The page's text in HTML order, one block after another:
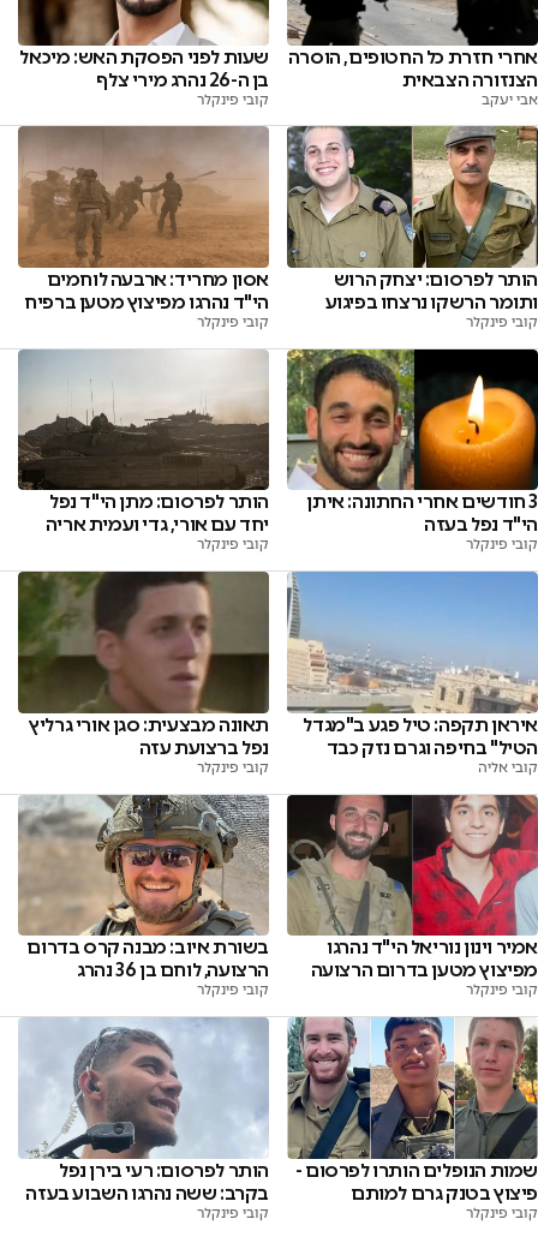
אחרי חזרת כל החטופים, הוסרה
הצנזורה הצבאית
אבי יעקב
שעות לפני הפסקת האש: מיכאל
בן ה-26 נהרג מירי צלף
קובי פינקלר
הותר לפרסום: יצחק הרוש
ותומר הרשקו נרצחו בפיגוע
קובי פינקלר
אסון מחריד: ארבעה לוחמים
הי"ד נהרגו מפיצוץ מטען ברפיח
קובי פינקלר
3 חודשים אחרי החתונה: איתן
הי"ד נפל בעזה
קובי פינקלר
הותר לפרסום: מתן הי"ד נפל
יחד עם אורי, גדי ועמית אריה
קובי פינקלר
איראן תקפה: טיל פגע ב"מגדל
הטיל" בחיפה וגרם נזק כבד
קובי אליה
תאונה מבצעית: סגן אורי גרליץ
נפל ברצועת עזה
קובי פינקלר
אמיר וינון נוריאל הי"ד נהרגו
מפיצוץ מטען בדרום הרצועה
קובי פינקלר
בשורת איוב: מבנה קרס בדרום
הרצועה, לוחם בן 36 נהרג
קובי פינקלר
שמות הנופלים הותרו לפרסום -
פיצוץ בטנק גרם למותם
קובי פינקלר
הותר לפרסום: רעי בירן נפל
בקרב: ששה נהרגו השבוע בעזה
קובי פינקלר